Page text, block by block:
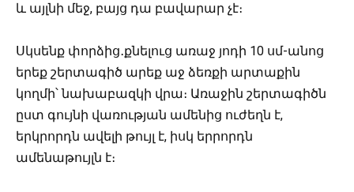
և այլնի մեջ, բայց դա բավարար չէ։
Սկսենք փորձից․քնելուց առաջ յոդի 10 սմ-անոց
երեք շերտագիծ արեք աջ ձեռքի արտաքին
կողմի՝ նախաբազկի վրա։ Առաջին շերտագիծն
ըստ գույնի վառության ամենից ուժեղն է,
երկրորդն ավելի թույլ է, իսկ երրորդն
ամենաթույլն է։